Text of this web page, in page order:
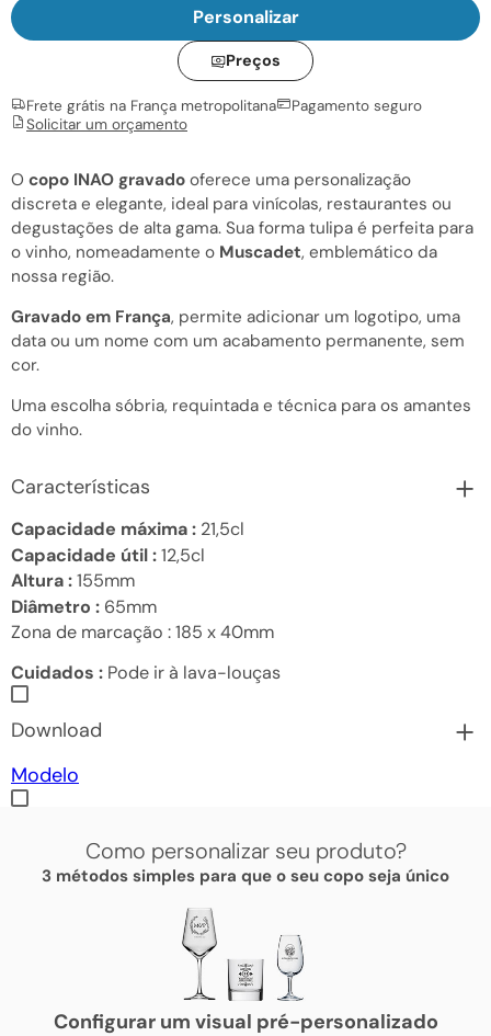
Personalizar
Preços
Frete grátis na França metropolitana
Pagamento seguro
Solicitar um orçamento
O copo INAO gravado oferece uma personalização
discreta e elegante, ideal para vinícolas, restaurantes ou
degustações de alta gama. Sua forma tulipa é perfeita para
o vinho, nomeadamente o Muscadet, emblemático da
nossa região.
Gravado em França, permite adicionar um logotipo, uma
data ou um nome com um acabamento permanente, sem
cor.
Uma escolha sóbria, requintada e técnica para os amantes
do vinho.
Características
Capacidade máxima : 21,5cl
Capacidade útil :12,5cl
Altura :155mm
Diâmetro : 65mm
Zona de marcação :185 x 40mm
Cuidados : Pode ir à lava-louças
Download
Modelo
Como personalizar seu produto?
3 métodos simples para que o seu copo seja único
Configurar um visual pré-personalizado